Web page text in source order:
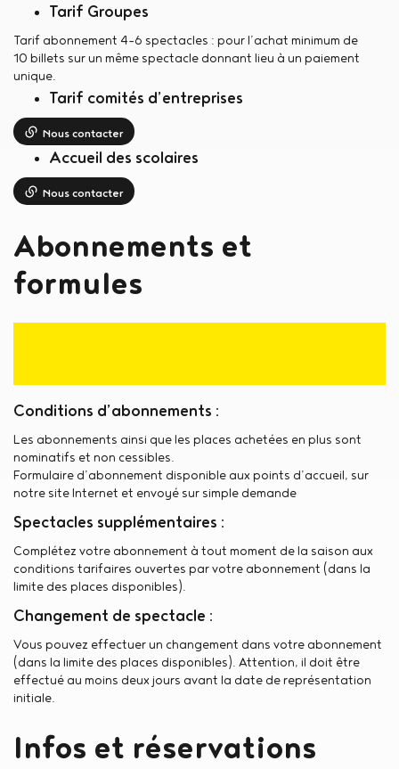
Tarif Groupes
Tarif abonnement 4-6 spectacles : pour l’achat minimum de
10 billets sur un même spectacle donnant lieu à un paiement
unique.
Tarif comités d’entreprises
Nous contacter
Accueil des scolaires
Nous contacter
Abonnements et
formules
Conditions d’abonnements :
Les abonnements ainsi que les places achetées en plus sont
nominatifs et non cessibles.
Formulaire d’abonnement disponible aux points d’accueil, sur
notre site Internet et envoyé sur simple demande
Spectacles supplémentaires :
Complétez votre abonnement à tout moment de la saison aux
conditions tarifaires ouvertes par votre abonnement (dans la
limite des places disponibles).
Changement de spectacle :
Vous pouvez effectuer un changement dans votre abonnement
(dans la limite des places disponibles). Attention, il doit être
effectué au moins deux jours avant la date de représentation
initiale.
Infos et réservations